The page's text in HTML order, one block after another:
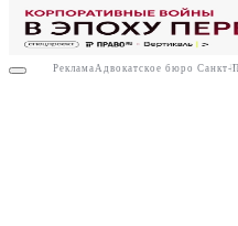
Реклама Адвокатское бюро